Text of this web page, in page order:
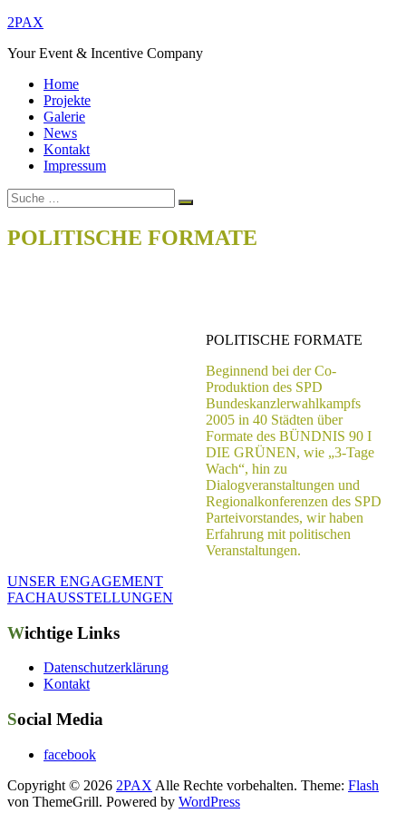
Zum
springen
2PAX
Your Event & Incentive Company
Home
Projekte
Galerie
News
Kontakt
Impressum
Suche
nach:
Suchen
POLITISCHE FORMATE
POLITISCHE FORMATE
Beginnend bei der Co-
Produktion des SPD
Bundeskanzlerwahlkampfs
2005 in 40 Städten über
Formate des BÜNDNIS 90 I
DIE GRÜNEN, wie „3-Tage
Wach“, hin zu
Dialogveranstaltungen und
Regionalkonferenzen des SPD
Parteivorstandes, wir haben
Erfahrung mit politischen
Veranstaltungen.
UNSER ENGAGEMENT
FACHAUSSTELLUNGEN
Wichtige Links
Datenschutzerklärung
Kontakt
Social Media
facebook
Copyright © 2026 2PAX Alle Rechte vorbehalten. Theme: Flash
von ThemeGrill. Powered by WordPress